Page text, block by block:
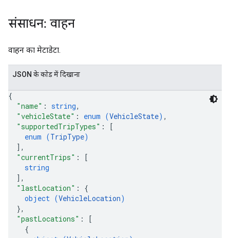
संसाधन: वाहन
वाहन का मेटाडेटा.
JSON के काेड में दिखाना
{
"name" : string,
"vehicleState" : enum (VehicleState) ,
"supportedTripTypes" :
[
enum (TripType)
] ,
"currentTrips" :
[
string
] ,
"lastLocation" : {
object (VehicleLocation)
},
"pastLocations" :
[
{